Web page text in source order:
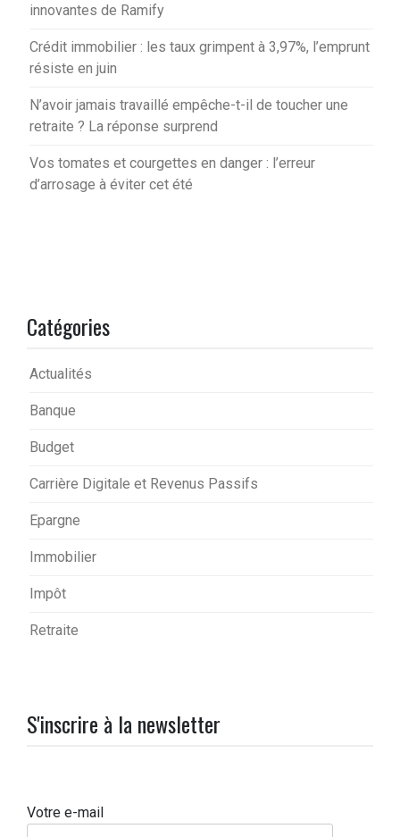
innovantes de Ramify
Crédit immobilier : les taux grimpent à 3,97%, l’emprunt
résiste en juin
N’avoir jamais travaillé empêche-t-il de toucher une
retraite ? La réponse surprend
Vos tomates et courgettes en danger : l’erreur
d’arrosage à éviter cet été
Catégories
Actualités
Banque
Budget
Carrière Digitale et Revenus Passifs
Epargne
Immobilier
Impôt
Retraite
S'inscrire à la newsletter
Votre e-mail